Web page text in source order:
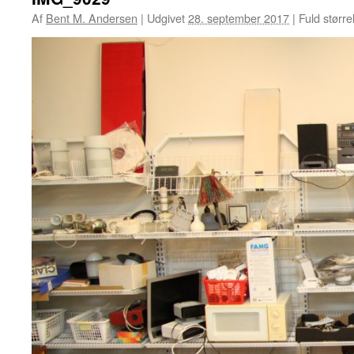
Af Bent M. Andersen | Udgivet28. september 2017 | Fuld